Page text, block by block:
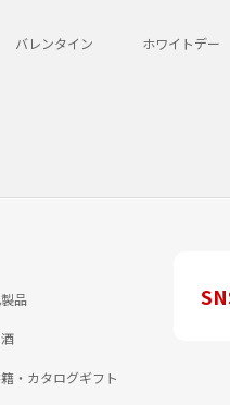
バレンタイン ホワイトデー
品
・カタログギフト